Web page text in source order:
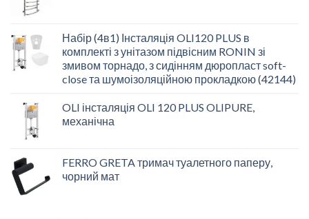
Набір (4в1) Інсталяція OLI120 PLUS в
комплекті з унітазом підвісним RONIN зі
змивом торнадо, з сидінням дюропласт soft-
close та шумоізоляційною прокладкою (42144)
OLI інсталяція OLI 120 PLUS OLIPURE,
механічна
FERRO GRETA тримач туалетного паперу,
чорний мат